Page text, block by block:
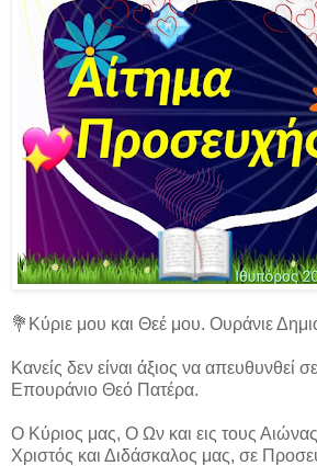
💐Κύριε μου και Θεέ μου. Ουράνιε
Κανείς δεν είναι άξιος να απευθυνθεί
Επουράνιο Θεό Πατέρα.
Ο Κύριος μας, Ο Ων και εις τους
Χριστός και Διδάσκαλος μας, σε